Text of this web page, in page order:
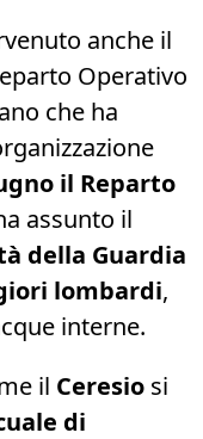
anche il
Operativo
che ha
il Reparto
assunto il
della Guardia
lombardi,
interne.
il Ceresio si
di